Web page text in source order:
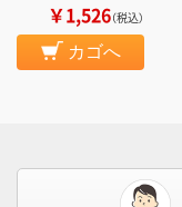
￥1,526（税込）
カゴへ